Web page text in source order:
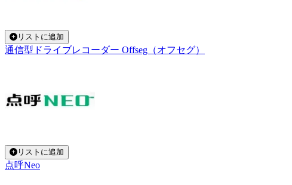
リストに追加
通信型ドライブレコーダー Offseg（オフセグ）
リストに追加
点呼Neo